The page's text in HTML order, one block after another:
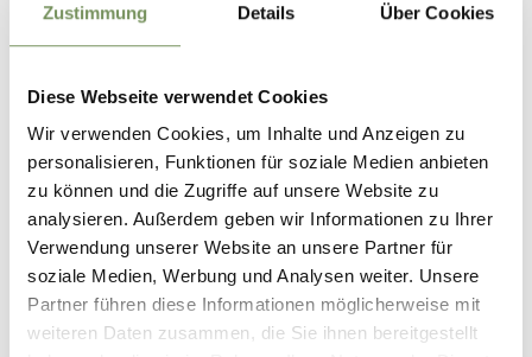
Zustimmung Details Über Cookies
Diese Webseite verwendet Cookies
Wir verwenden Cookies, um Inhalte und Anzeigen zu
personalisieren, Funktionen für soziale Medien anbieten
zu können und die Zugriffe auf unsere Website zu
analysieren. Außerdem geben wir Informationen zu Ihrer
Verwendung unserer Website an unsere Partner für
soziale Medien, Werbung und Analysen weiter. Unsere
Partner führen diese Informationen möglicherweise mit
weiteren Daten zusammen, die Sie ihnen bereitgestellt
karamellisiert.
Auf heißen Tellern anrichten, nochmals mit Staubzucker
Ein Rezept von: Heinrich Gasteiger - So kocht Südtirol
WAR DER INHALT FÜR DICH HILFREICH?
JA NEIN